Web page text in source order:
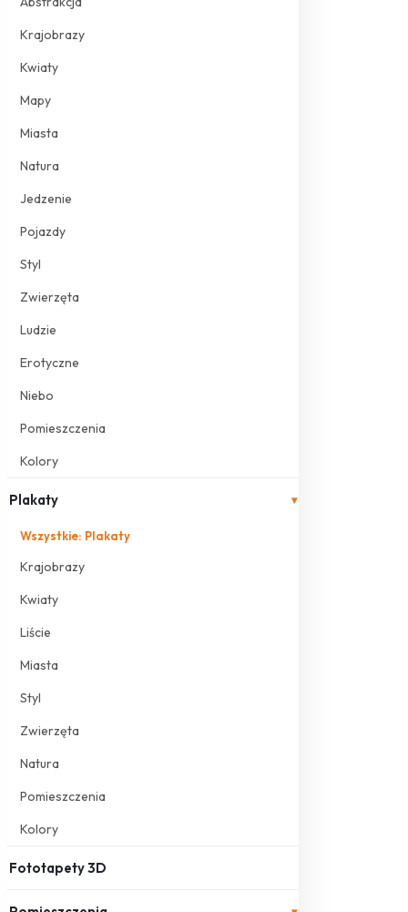
Krajobrazy
Kwiaty
Mapy
Miasta
Natura
Jedzenie
Pojazdy
Styl
Zwierzęta
Ludzie
Erotyczne
Niebo
Pomieszczenia
Kolory
Plakaty ▾
Wszystkie: Plakaty
Krajobrazy
Kwiaty
Liście
Miasta
Styl
Zwierzęta
Natura
Pomieszczenia
Kolory
Fototapety 3D